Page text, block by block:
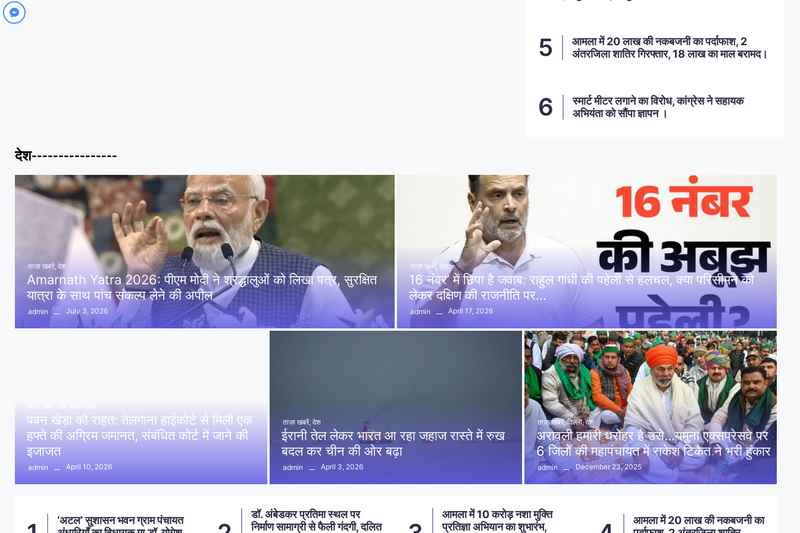
आमला में 20 लाख की नकबजनी का पर्दाफाश, 2
अंतरजिला शातिर गिरफ्तार, 18 लाख का माल बरामद।
स्मार्ट मीटर लगाने का विरोध, कांग्रेस ने सहायक
अभियंता को सौंपा ज्ञापन ।
देश----------------
ताज़ा खबरें देश
Amarnath Yatra 2026: पीएम मोदी ने श्रद्धालुओं को लिखा पत्र, सुरक्षित
यात्रा के साथ पांच संकल्प लेने की अपील
admin July 3, 2026
ताज़ा खबरें देश
16 नंबर’ में छिपा है जवाब: राहुल गांधी की पहेली से हलचल, क्या परिसीमन को
लेकर दक्षिण की राजनीति पर…
admin April 17, 2026
पवन खेड़ा को राहत: तेलंगाना हाईकोर्ट से मिली एक
हफ्ते की अग्रिम जमानत, संबंधित कोर्ट में जाने की
इजाजत
admin April 10, 2026
ताज़ा खबरें, देश
ईरानी तेल लेकर भारत आ रहा जहाज रास्ते में रुख
बदल कर चीन की ओर बढ़ा
admin April 3, 2026
ताज़ा खबरें, दिल्ली, देश
अरावली हमारी धरोहर है उसे…यमुना एक्सप्रेसवे पर
6 जिलों की महापंचायत में राकेश टिकैत ने भरी हुंकार
admin December 23, 2025
डॉ. अंबेडकर प्रतिमा स्थल पर
निर्माण सामाग्री से फैली गंदगी, दलित
आमला में 10 करोड़ नशा मुक्ति
प्रतिज्ञा अभियान का शुभारंभ,
आमला में 20 लाख की नकबजनी का
स्मार्ट मीटर लगाने का विरोध, कांग्रेस